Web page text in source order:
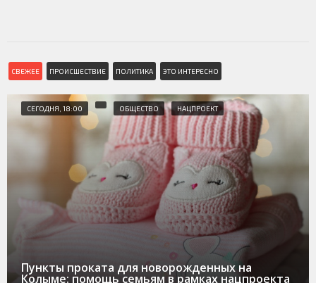
СВЕЖЕЕ ПРОИСШЕСТВИЕ ПОЛИТИКА ЭТО ИНТЕРЕСНО
СЕГОДНЯ, 18:00 ОБЩЕСТВО НАЦПРОЕКТ
Пункты проката для новорожденных на
Колыме: помощь семьям в рамках нацпроекта